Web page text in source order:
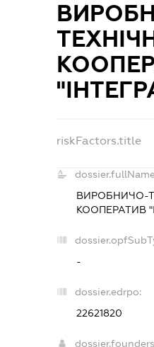
riskFactors.title
ВИРОБНИЧО-
КООПЕРАТИВ
-
dossier.edrpo:
22621820